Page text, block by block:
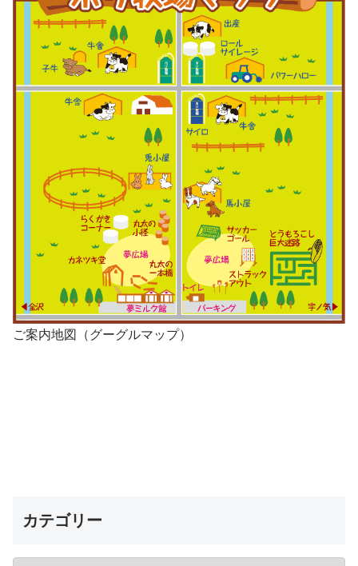
ご案内地図（グーグルマップ）
カテゴリー